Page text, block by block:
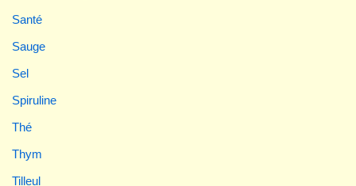
Santé
Sauge
Sel
Spiruline
Thé
Thym
Tilleul